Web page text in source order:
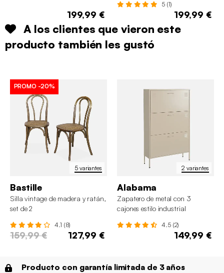
199,99 €
5 (1)
199,99 €
A los clientes que vieron este
producto también les gustó
5 variantes
PROMO -20%
Bastille
Silla vintage de madera y ratán,
set de 2
4.1 (8)
159,99 € 127,99 €
2 variantes
Alabama
Zapatero de metal con 3
cajones estilo industrial
4.5 (2)
149,99 €
Producto con garantía limitada de 3 años